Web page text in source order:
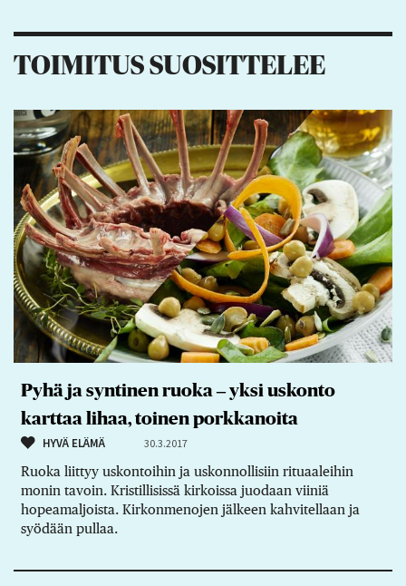
TOIMITUS SUOSITTELEE
Pyhä ja syntinen ruoka ‒ yksi uskonto
karttaa lihaa, toinen porkkanoita
HYVÄ ELÄMÄ 30.3.2017
Ruoka liittyy uskontoihin ja uskonnollisiin rituaaleihin
monin tavoin. Kristillisissä kirkoissa juodaan viiniä
hopeamaljoista. Kirkonmenojen jälkeen kahvitellaan ja
syödään pullaa.